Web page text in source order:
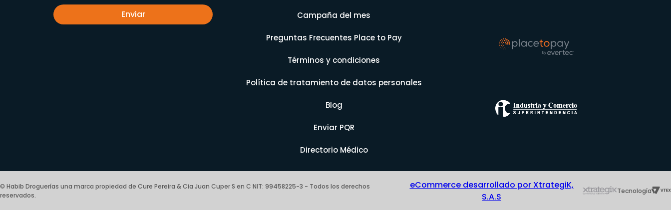
Enviar Campaña del mes
Preguntas Frecuentes Place to Pay
Términos y condiciones
Política de tratamiento de datos personales
Blog
Enviar PQR
Directorio Médico
© Habib Droguerías una marca propiedad de Cure Pereira & Cia Juan Cuper S en C NIT: 99458225-3 - Todos los derechos
reservados.
eCommerce desarrollado por XtrategiK,
S.A.S
Tecnología